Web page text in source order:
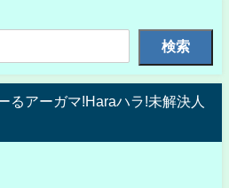
検索
るアーガマ!Haraハラ!未解決人